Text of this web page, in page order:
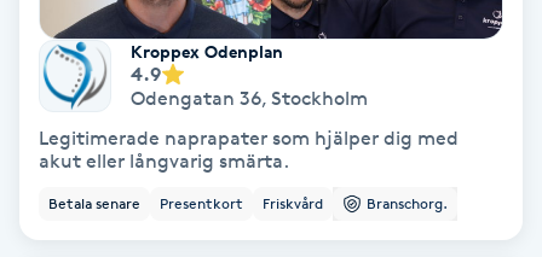
Yoga Nidra
Yogamassage
Zonterapi
Kroppex Odenplan
4.9
Odengatan 36, Stockholm
Legitimerade naprapater som hjälper dig med
akut eller långvarig smärta.
Betala senare Presentkort Friskvård Branschorg.